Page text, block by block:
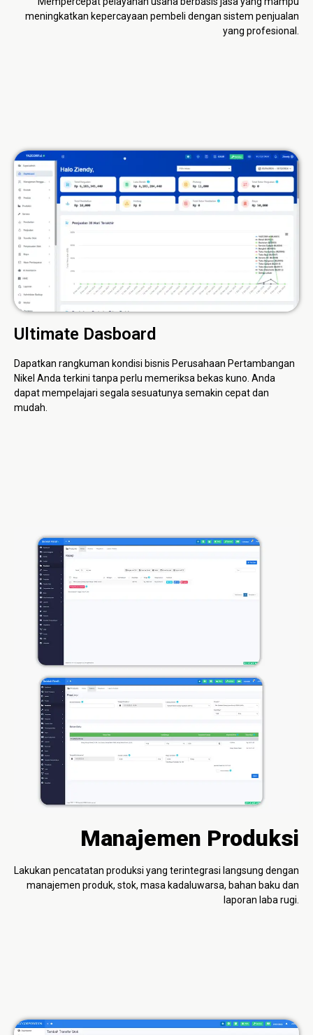
meningkatkan kepercayaan pembeli dengan sistem penjualan
yang profesional.
Ultimate Dasboard
Dapatkan rangkuman kondisi bisnis Perusahaan Pertambangan
Nikel Anda terkini tanpa perlu memeriksa bekas kuno. Anda
dapat mempelajari segala sesuatunya semakin cepat dan
mudah.
Manajemen Produksi
Lakukan pencatatan produksi yang terintegrasi langsung dengan
manajemen produk, stok, masa kadaluwarsa, bahan baku dan
laporan laba rugi.